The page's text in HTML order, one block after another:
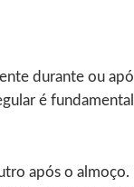
durante ou
é
após o almoço.